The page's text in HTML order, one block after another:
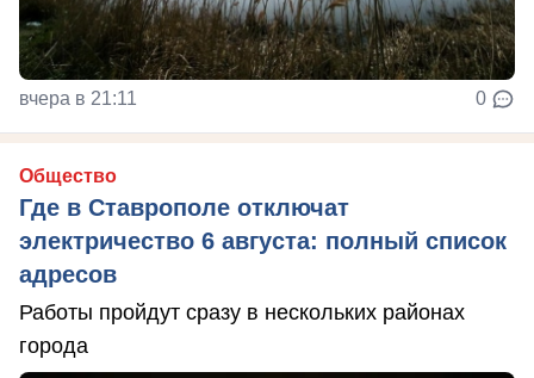
вчера в 21:11 0
Общество
Где в Ставрополе отключат
электричество 6 августа: полный список
адресов
Работы пройдут сразу в нескольких районах
города